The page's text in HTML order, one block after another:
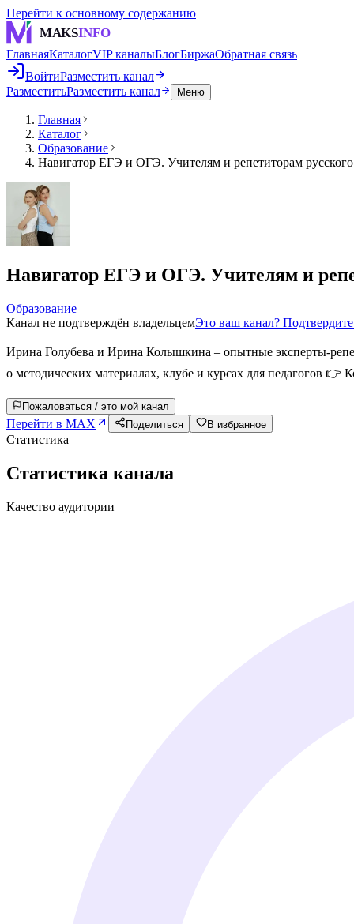
Перейти к основному содержанию
MAKSINFO
ГлавнаяКаталогVIP каналыБлогБиржаОбратная связь
ВойтиРазместить канал
РазместитьРазместить канал Меню
Главная
Каталог
Образование
Навигатор ЕГЭ и ОГЭ. Учителям и репетиторам
Навигатор ЕГЭ и ОГЭ. Учителям и
Образование
Канал не подтверждён владельцемЭто ваш канал?
Ирина Голубева и Ирина Колышкина – опытные эксперты-
о методических материалах, клубе и курсах для педагогов
Пожаловаться / это мой канал
Перейти в MAX Поделиться В избранное
Статистика
Статистика канала
Качество аудитории